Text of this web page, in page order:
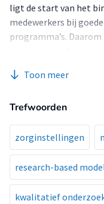
ligt de start van het
medewerkers bij
programma’s.
programma. Dit
boarding en
Gasthuis om de
vergroten en te
Toon meer
Trefwoorden
zorginstellingen
research-based
kwalitatief